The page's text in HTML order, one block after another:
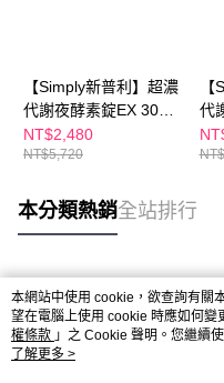
【Simply新普利】超濃
代謝夜酵素錠EX 30顆
(x2盒)(夜間代謝酵素升
級版) +【m2美度】超
8入/盒(x2盒) 孫藝珍推
NT$2,480
NT$5,720
代
(x2
級
本分類熱銷全站排行
熱門標籤
本網站中使用 cookie，欲查詢有關
望在電腦上使用 cookie 時應如何變
權條款 」之 Cookie 聲明。您繼續
用條款之 Cookie 聲明使用 cookie。
了解更多 >